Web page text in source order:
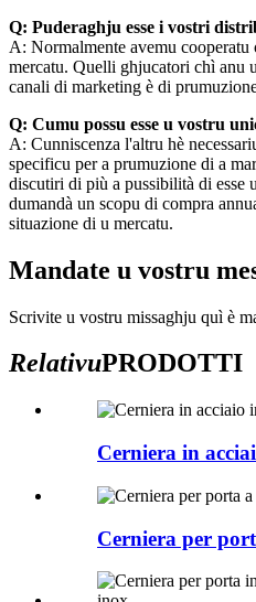
Q: Puderaghju esse i vostri
A: Normalmente avemu
mercatu. Quelli ghjucatori chì anu
canali di marketing è di
Q: Cumu possu esse u vostru
A: Cunniscenza l'altru hè
specificu per a prumuzione di a
discutiri di più a pussibilità di esse
dumandà un scopu di compra
situazione di u mercatu.
Mandate u vostru
Scrivite u vostru missaghju quì è
RelativuPRODOTTI
Cerniera in
Cerniera per